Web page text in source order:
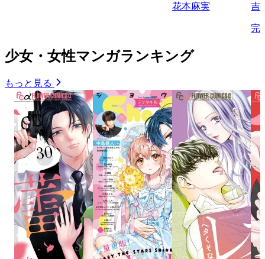
花本麻実 吉
完
少女・女性マンガランキング
もっと見る